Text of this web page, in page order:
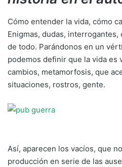
Cómo entender la vida, cómo
Enigmas, dudas,
de todo. Parándonos en un
podemos definir que la vida es
cambios, metamorfosis, que
situaciones, rostros, gente.
Así, aparecen los vacíos, que
producción en serie de las